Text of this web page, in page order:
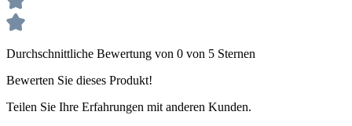
Durchschnittliche Bewertung von 0 von 5 Sternen
Bewerten Sie dieses Produkt!
Teilen Sie Ihre Erfahrungen mit anderen Kunden.